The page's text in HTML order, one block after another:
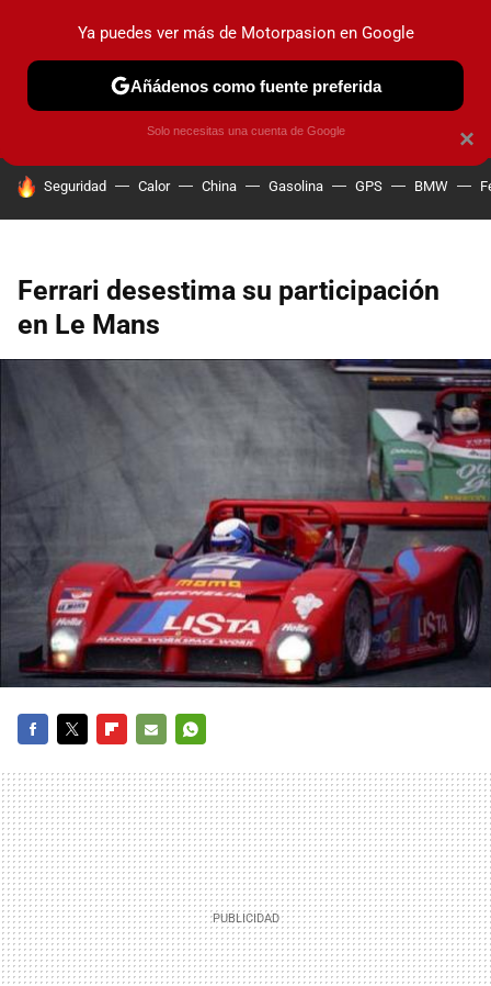
PRUEBAS COCHES ELÉCTRICOS OBSERVATORIO
HOY SE HABLA DE
Seguridad Calor China Gasolina GPS BMW
Ferrari desestima su participación
en Le Mans
MAIL
×
Ya puedes ver más de Motorpasion en Google
Añádenos como fuente preferida
Solo necesitas una cuenta de Google